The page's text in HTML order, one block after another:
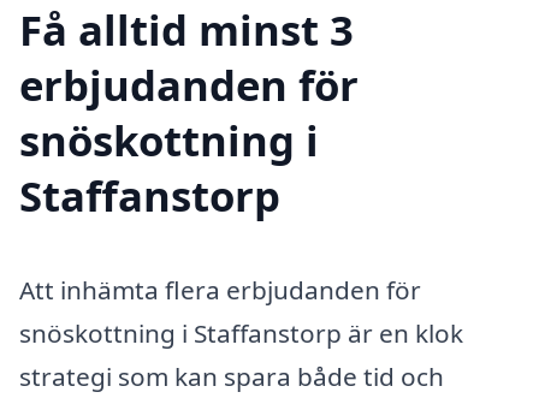
Få alltid minst 3
erbjudanden för
snöskottning i
Staffanstorp
Att inhämta flera erbjudanden för
snöskottning i Staffanstorp är en klok
strategi som kan spara både tid och